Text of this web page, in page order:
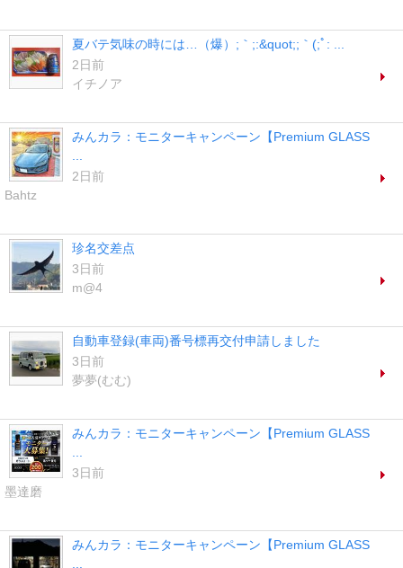
夏バテ気味の時には…（爆）;｀;:&quot;;｀(;ﾟ: ...
2日前
イチノア
みんカラ：モニターキャンペーン【Premium GLASS
2日前
Bahtz
珍名交差点
3日前
m@4
自動車登録(車両)番号標再交付申請しました
3日前
夢夢(むむ)
みんカラ：モニターキャンペーン【Premium GLASS
3日前
墨達磨
みんカラ：モニターキャンペーン【Premium GLASS